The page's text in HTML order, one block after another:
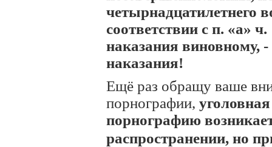
четырнадцатилетнего
соответствии с п. «а»
наказания виновному, -
наказания!
Ещё раз обращу ваше
порнографии,
порнографию
распространении, но